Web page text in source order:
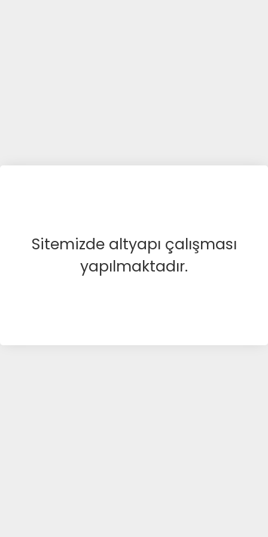
Sitemizde altyapı çalışması
yapılmaktadır.